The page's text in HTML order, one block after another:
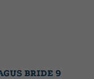
BRIDE 9